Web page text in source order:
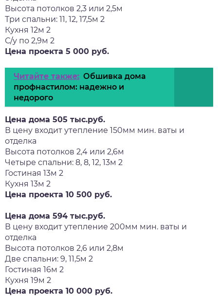
Высота потолков 2,3 или 2,5м
Три спальни: 11, 12, 17,5м 2
Кухня 12м 2
С/у по 2,9м 2
Цена проекта 5 000 руб.
Читайте также: Обшивка дома
профнастилом: надежно и
недорого
Цена дома 505 тыс.руб.
В цену входит утепление 150мм мин. ваты и
отделка
Высота потолков 2,4 или 2,6м
Четыре спальни: 8, 8, 12, 13м 2
Гостиная 13м 2
Кухня 13м 2
Цена проекта 10 500 руб.
Цена дома 594 тыс.руб.
В цену входит утепление 200мм мин. ваты и
отделка
Высота потолков 2,6 или 2,8м
Две спальни: 9, 11,5м 2
Гостиная 16м 2
Кухня 19м 2
Цена проекта 10 000 руб.